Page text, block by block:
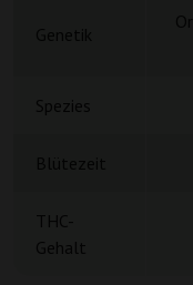
Spezies
THC-
Gehalt